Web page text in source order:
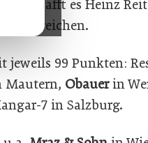
schafft es Heinz
zu erreichen.
jeweils 99 Punkten:
Obauerin
7 in Salzburg.